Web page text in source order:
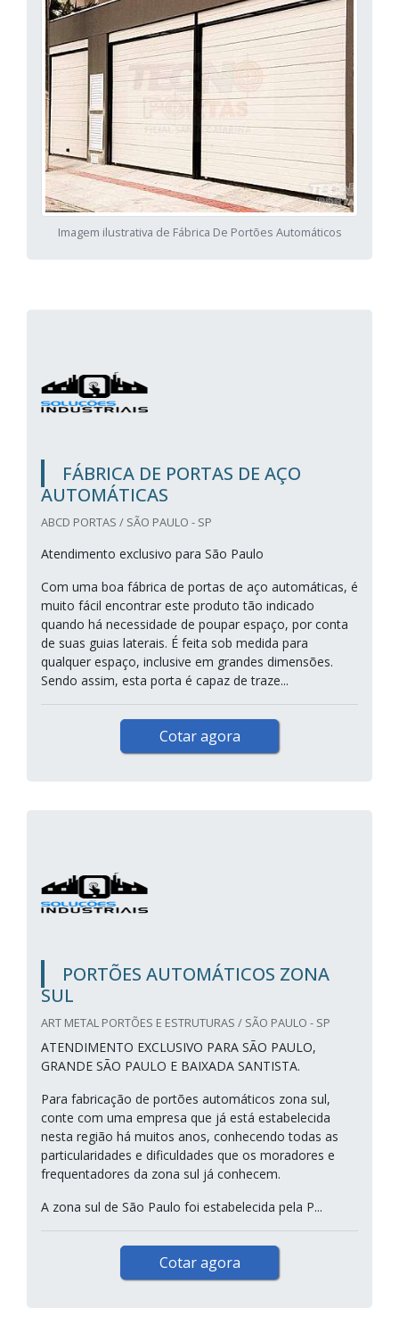
Imagem ilustrativa de Fábrica De Portões Automáticos
FÁBRICA DE PORTAS DE AÇO
AUTOMÁTICAS
ABCD PORTAS / SÃO PAULO - SP
Atendimento exclusivo para São Paulo
Com uma boa fábrica de portas de aço automáticas, é
muito fácil encontrar este produto tão indicado
quando há necessidade de poupar espaço, por conta
de suas guias laterais. É feita sob medida para
qualquer espaço, inclusive em grandes dimensões.
Sendo assim, esta porta é capaz de traze...
Cotar agora
PORTÕES AUTOMÁTICOS ZONA
SUL
ART METAL PORTÕES E ESTRUTURAS / SÃO PAULO - SP
ATENDIMENTO EXCLUSIVO PARA SÃO PAULO,
GRANDE SÃO PAULO E BAIXADA SANTISTA.
Para fabricação de portões automáticos zona sul,
conte com uma empresa que já está estabelecida
nesta região há muitos anos, conhecendo todas as
particularidades e dificuldades que os moradores e
frequentadores da zona sul já conhecem.
A zona sul de São Paulo foi estabelecida pela P...
Cotar agora